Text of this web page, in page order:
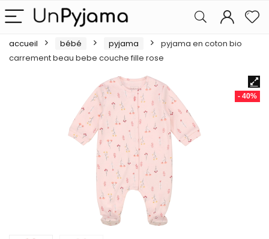
accueil bébé pyjama
pyjama en coton bio
carrement beau bebe couche fille rose
- 40%